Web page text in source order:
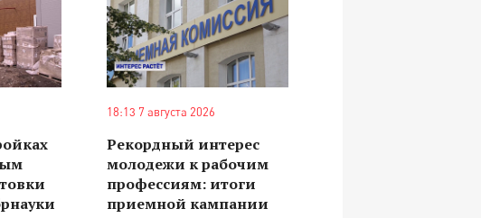
18:13 7 августа 2026
Рекордный интерес
молодежи к рабочим
профессиям: итоги
приемной кампании